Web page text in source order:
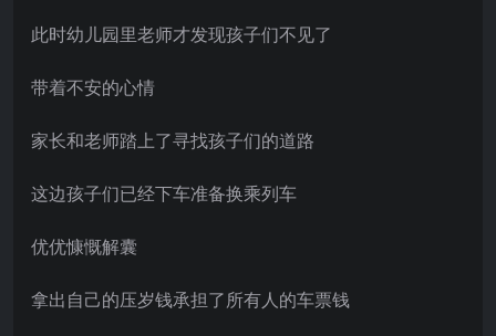
此时幼儿园里老师才发现孩子们不见了
带着不安的心情
家长和老师踏上了寻找孩子们的道路
这边孩子们已经下车准备换乘列车
优优慷慨解囊
拿出自己的压岁钱承担了所有人的车票钱